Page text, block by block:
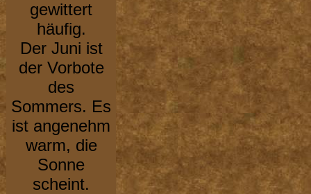
gewittert
häufig.
Der Juni ist
der Vorbote
des
Sommers. Es
ist angenehm
warm, die
Sonne
scheint.